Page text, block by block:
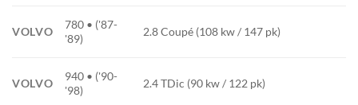
VOLVO
780 • ('87-
'89)
2.8 Coupé (108 kw / 147 pk)
VOLVO
940 • ('90-
'98)
2.4 TDic (90 kw / 122 pk)